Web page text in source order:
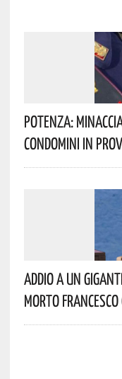
Potenza:
Condomini In
Addio A Un
Morto Francesco